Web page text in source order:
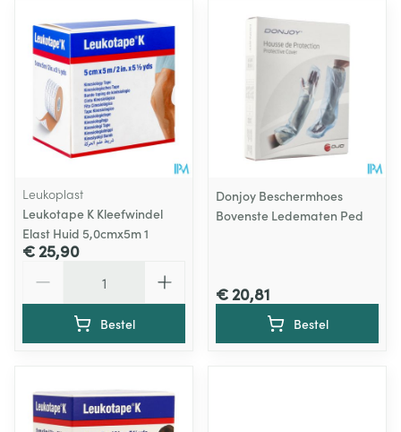
Leukoplast
Leukotape K Kleefwindel
Elast Huid 5,0cmx5m 1
€ 25,90
Bestel
Donjoy Beschermhoes
Bovenste Ledematen Ped
€ 20,81
Bestel